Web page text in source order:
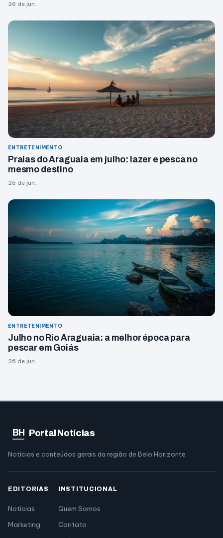
26 de jun.
ENTRETENIMENTO
Praias do Araguaia em julho: lazer e pesca no
mesmo destino
26 de jun.
ENTRETENIMENTO
Julho no Rio Araguaia: a melhor época para
pescar em Goiás
26 de jun.
BH Portal Notícias
Notícias e conteúdos gerais da região de Belo Horizonte
EDITORIAS
Notícias
Marketing
INSTITUCIONAL
Quem Somos
Contato